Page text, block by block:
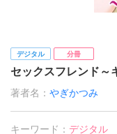
デジタル 分冊
セックスフレンド～
著者名：やぎかつみ
キーワード：デジタル